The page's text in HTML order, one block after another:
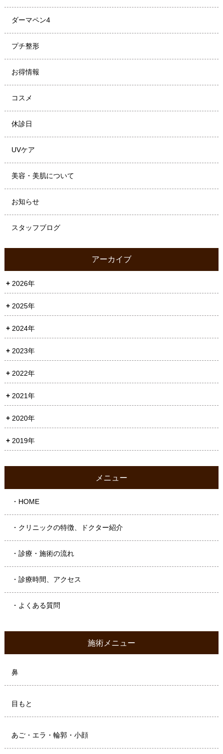
ダーマペン4
プチ整形
お得情報
コスメ
休診日
UVケア
美容・美肌について
お知らせ
スタッフブログ
アーカイブ
2026年
2025年
2024年
2023年
2022年
2021年
2020年
2019年
メニュー
・HOME
・クリニックの特徴、ドクター紹介
・診療・施術の流れ
・診療時間、アクセス
・よくある質問
施術メニュー
鼻
目もと
あご・エラ・輪郭・小顔